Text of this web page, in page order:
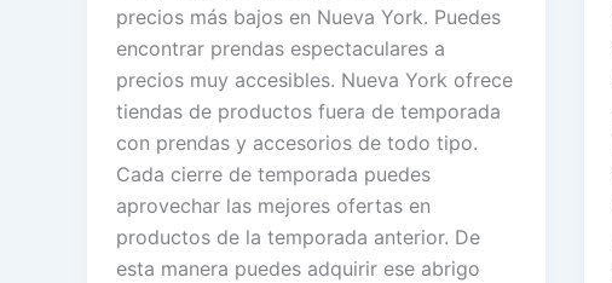
precios más bajos en Nueva York. Puedes
encontrar prendas espectaculares a
precios muy accesibles. Nueva York ofrece
tiendas de productos fuera de temporada
con prendas y accesorios de todo tipo.
Cada cierre de temporada puedes
aprovechar las mejores ofertas en
productos de la temporada anterior. De
esta manera puedes adquirir ese abrigo